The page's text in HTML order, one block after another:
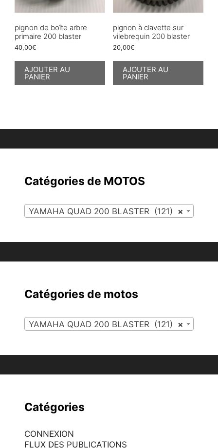
pignon de boîte arbre
primaire 200 blaster
40,00€
AJOUTER AU
PANIER
pignon à clavette sur
vilebrequin 200 blaster
20,00€
AJOUTER AU
PANIER
Catégories de MOTOS
×
YAMAHA QUAD 200 BLASTER (121)
Catégories de motos
×
YAMAHA QUAD 200 BLASTER (121)
Catégories
CONNEXION
FLUX DES PUBLICATIONS